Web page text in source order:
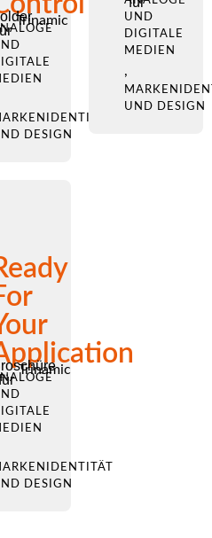
Trinamic
DESIGN
UND
DIGITALE
MEDIEN
,
UND DESIGN
Trinamic
DESIGN